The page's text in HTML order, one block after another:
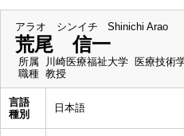
アラオ シンイチ Shinichi Arao
荒尾 信一
所属
川崎医療福祉大学 医療技術
職種 教授
言語
種別
日本語